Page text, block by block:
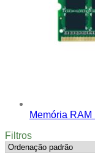
Memória
Filtros